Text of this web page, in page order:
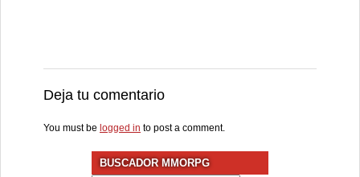
Deja tu comentario
You must be logged in to post a comment.
BUSCADOR MMORPG